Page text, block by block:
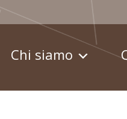
Chi siamo